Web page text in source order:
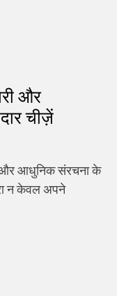
और
चीज़ें
और आधुनिक संरचना के
न केवल अपने